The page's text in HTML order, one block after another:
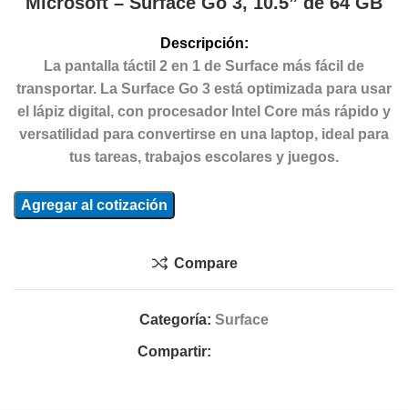
Descripción:
La pantalla táctil 2 en 1 de Surface más fácil de
transportar. La Surface Go 3 está optimizada para usar
el lápiz digital, con procesador Intel Core más rápido y
versatilidad para convertirse en una laptop, ideal para
tus tareas, trabajos escolares y juegos.
Agregar al cotización
Compare
Categoría: Surface
Compartir: